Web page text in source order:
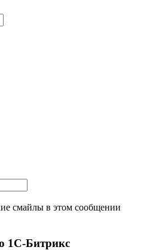
смайлы в этом сообщении
1С-Битрикс